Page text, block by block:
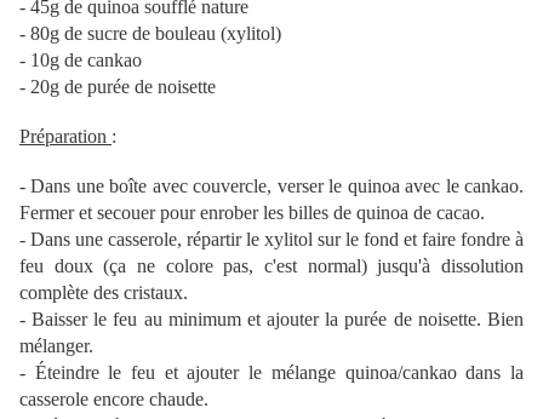
- 45g de quinoa soufflé nature
- 80g de sucre de bouleau (xylitol)
- 10g de cankao
- 20g de purée de noisette
Préparation :
- Dans une boîte avec couvercle, verser le quinoa avec le cankao.
Fermer et secouer pour enrober les billes de quinoa de cacao.
- Dans une casserole, répartir le xylitol sur le fond et faire fondre à
feu doux (ça ne colore pas, c'est normal) jusqu'à dissolution
complète des cristaux.
- Baisser le feu au minimum et ajouter la purée de noisette. Bien
mélanger.
- Éteindre le feu et ajouter le mélange quinoa/cankao dans la
casserole encore chaude.